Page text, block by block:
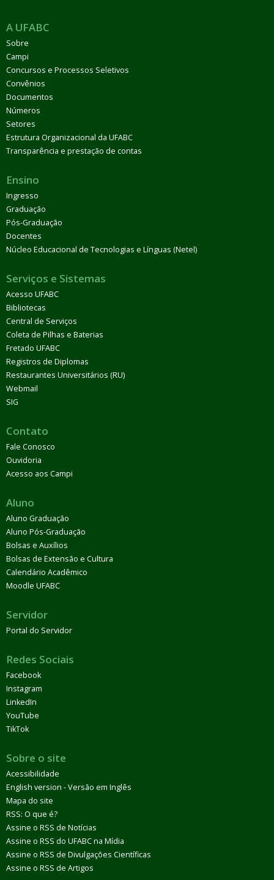
A UFABC
Sobre
Campi
Concursos e Processos Seletivos
Convênios
Documentos
Números
Setores
Estrutura Organizacional da UFABC
Transparência e prestação de contas
Ensino
Ingresso
Graduação
Pós-Graduação
Docentes
Núcleo Educacional de Tecnologias e Línguas (Netel)
Serviços e Sistemas
Acesso UFABC
Bibliotecas
Central de Serviços
Coleta de Pilhas e Baterias
Fretado UFABC
Registros de Diplomas
Restaurantes Universitários (RU)
Webmail
SIG
Contato
Fale Conosco
Ouvidoria
Acesso aos Campi
Aluno
Aluno Graduação
Aluno Pós-Graduação
Bolsas e Auxílios
Bolsas de Extensão e Cultura
Calendário Acadêmico
Moodle UFABC
Servidor
Portal do Servidor
Redes Sociais
Facebook
Instagram
LinkedIn
YouTube
TikTok
Sobre o site
Acessibilidade
English version - Versão em Inglês
Mapa do site
RSS: O que é?
Assine o RSS de Notícias
Assine o RSS do UFABC na Mídia
Assine o RSS de Divulgações Científicas
Assine o RSS de Artigos